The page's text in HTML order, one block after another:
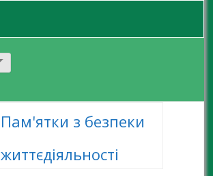
Пам'ятки з безпеки
життєдіяльності